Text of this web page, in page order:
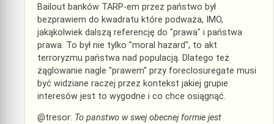
Bailout banków TARP-em przez państwo był
bezprawiem do kwadratu które podważa, IMO,
jakąkolwiek dalszą referencję do "prawa" i państwa
prawa. To był nie tylko "moral hazard", to akt
terroryzmu państwa nad populacją. Dlatego też
żąglowanie nagle "prawem" przy foreclosuregate musi
być widziane raczej przez kontekst jakiej grupie
interesów jest to wygodne i co chce osiągnąć.
@tresor: To panstwo w swej obecnej formie jest